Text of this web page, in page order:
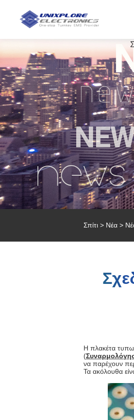
Σπίτι > Νέα >
Η πλακέτα
(
να παρέχουν
Τα ακόλουθα